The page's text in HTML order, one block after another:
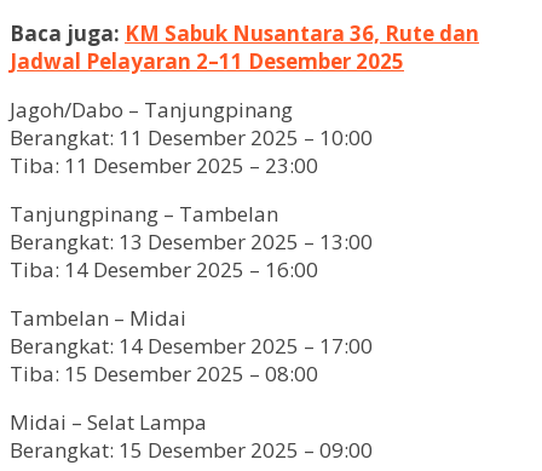
Baca juga: KM Sabuk Nusantara 36, Rute dan
Jadwal Pelayaran 2–11 Desember 2025
Jagoh/Dabo – Tanjungpinang
Berangkat: 11 Desember 2025 – 10:00
Tiba: 11 Desember 2025 – 23:00
Tanjungpinang – Tambelan
Berangkat: 13 Desember 2025 – 13:00
Tiba: 14 Desember 2025 – 16:00
Tambelan – Midai
Berangkat: 14 Desember 2025 – 17:00
Tiba: 15 Desember 2025 – 08:00
Midai – Selat Lampa
Berangkat: 15 Desember 2025 – 09:00